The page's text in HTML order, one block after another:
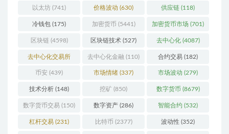
以太坊 (741) 价格波动 (630) 供应链 (118)
冷钱包 (175) 加密货币 (5441) 加密货币市场 (701)
区块链(4598) 区块链技术 (527) 去中心化(4087)
去中心化交易所
(196)
去中心化金融 (110) 合约交易 (182)
币安 (439) 市场情绪 (337) 市场波动 (279)
技术分析 (148) 挖矿 (850) 数字货币 (8679)
数字货币交易 (150) 数字资产 (286) 智能合约 (532)
杠杆交易 (231) 比特币 (2377) 波动性 (352)